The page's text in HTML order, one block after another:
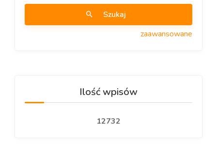
Szukaj
zaawansowane
Ilość wpisów
12732